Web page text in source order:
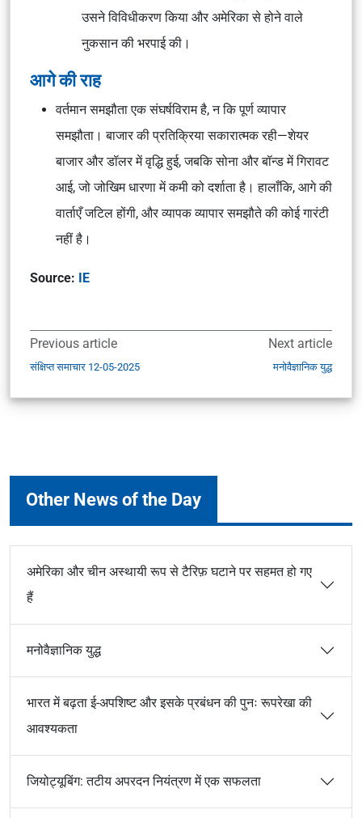
उसने विविधीकरण किया और अमेरिका से होने वाले
नुकसान की भरपाई की।
आगे की राह
वर्तमान समझौता एक संघर्षविराम है, न कि पूर्ण व्यापार
समझौता। बाजार की प्रतिक्रिया सकारात्मक रही—शेयर
बाजार और डॉलर में वृद्धि हुई, जबकि सोना और बॉन्ड में गिरावट
आई, जो जोखिम धारणा में कमी को दर्शाता है। हालाँकि, आगे की
वार्ताएँ जटिल होंगी, और व्यापक व्यापार समझौते की कोई गारंटी
नहीं है।
Source: IE
Previous article
संक्षिप्त समाचार 12-05-2025
Next article
मनोवैज्ञानिक युद्ध
Other News of the Day
अमेरिका और चीन अस्थायी रूप से टैरिफ़ घटाने पर सहमत हो गए
हैं
मनोवैज्ञानिक युद्ध
भारत में बढ़ता ई-अपशिष्ट और इसके प्रबंधन की पुनः रूपरेखा की
आवश्यकता
जियोट्यूबिंग: तटीय अपरदन नियंत्रण में एक सफलता